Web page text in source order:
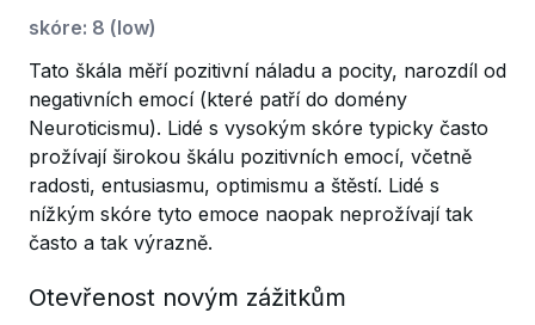
skóre: 8 (low)
Tato škála měří pozitivní náladu a pocity, narozdíl od
negativních emocí (které patří do domény
Neuroticismu). Lidé s vysokým skóre typicky často
prožívají širokou škálu pozitivních emocí, včetně
radosti, entusiasmu, optimismu a štěstí. Lidé s
nížkým skóre tyto emoce naopak neprožívají tak
často a tak výrazně.
Otevřenost novým zážitkům